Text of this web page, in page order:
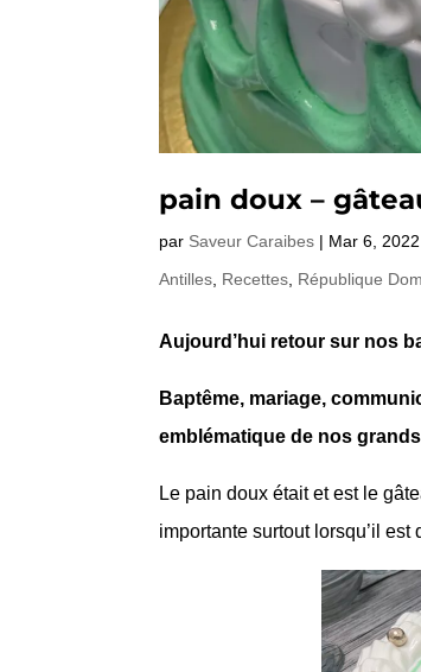
pain doux –
par Saveur Caraibes | Mar 6, 2022
Antilles Recettes République
Aujourd’hui retour sur nos
Baptême, mariage,
emblématique de nos
Le pain doux était et est le
importante surtout lorsqu’il